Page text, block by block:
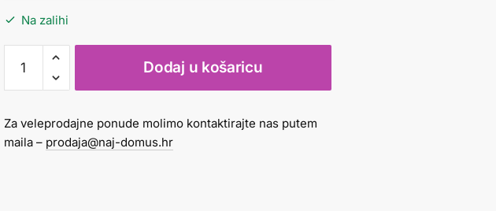
Na zalihi
metalno
1
količina
Dodaj u košaricu
Za veleprodajne ponude molimo kontaktirajte nas putem
maila – prodaja@naj-domus.hr